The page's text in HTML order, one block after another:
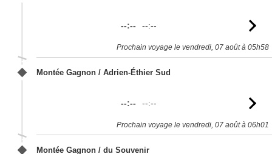
--:-- --:--
Prochain voyage le vendredi, 07 août à 05h58
Montée Gagnon / Adrien-Éthier Sud
--:-- --:--
Prochain voyage le vendredi, 07 août à 06h01
Montée Gagnon / du Souvenir